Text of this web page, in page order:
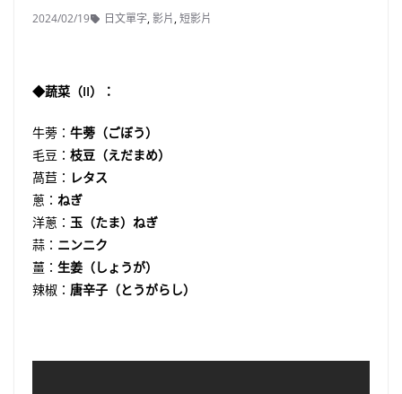
2024/02/19 日文單字,影片,短影片
◆蔬菜（II）：
牛蒡： 牛蒡（ごぼう）
毛豆： 枝豆（えだまめ）
萵苣： レタス
蔥： ねぎ
洋蔥： 玉（たま）ねぎ
蒜： ニンニク
薑： 生姜（しょうが）
辣椒： 唐辛子（とうがらし）